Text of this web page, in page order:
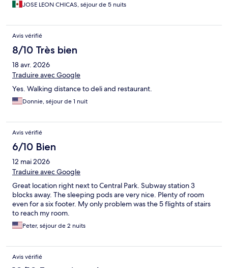
JOSE LEON CHICAS, séjour de 5 nuits
Avis vérifié
8/10 Très bien
18 avr. 2026
Traduire avec Google
Yes. Walking distance to deli and restaurant.
Donnie, séjour de 1 nuit
Avis vérifié
6/10 Bien
12 mai 2026
Traduire avec Google
Great location right next to Central Park. Subway station 3
blocks away. The sleeping pods are very nice. Plenty of room
even for a six footer. My only problem was the 5 flights of stairs
to reach my room.
Peter, séjour de 2 nuits
Avis vérifié